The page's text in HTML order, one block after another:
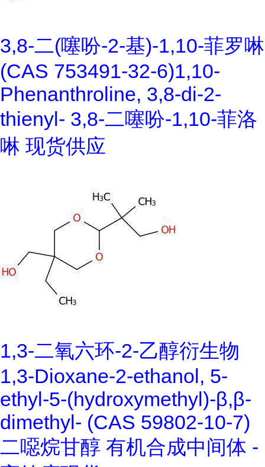
3,8-二(噻吩-2-基)-1,10-菲罗啉
(CAS 753491-32-6)1,10-
Phenanthroline, 3,8-di-2-
thienyl- 3,8-二噻吩-1,10-菲洛
啉 现货供应
1,3-二氧六环-2-乙醇衍生物
1,3-Dioxane-2-ethanol, 5-
ethyl-5-(hydroxymethyl)-β,β-
dimethyl- (CAS 59802-10-7)
二噁烷甘醇 有机合成中间体 -